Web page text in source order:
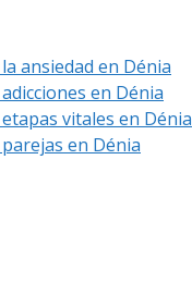
ansiedad en Dénia
en Dénia
vitales en Dénia
en Dénia